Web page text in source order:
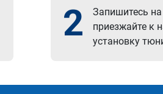
2
Запишитесь
приезжайте к
установку